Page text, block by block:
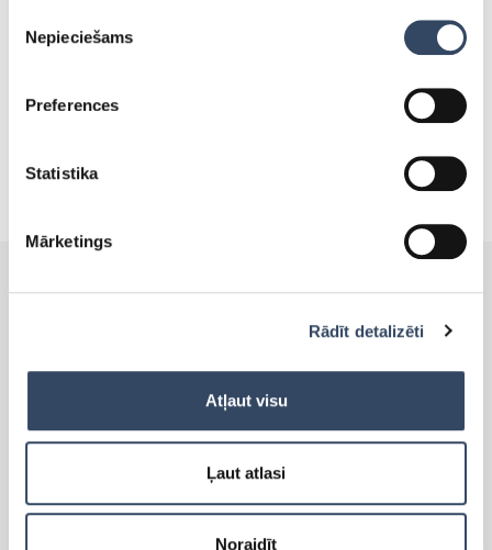
izvēle
Nepieciešams
Preferences
Statistika
Mārketings
Rādīt detalizēti
Atļaut visu
Ļaut atlasi
Noraidīt
Side-By-Side
Iebūvējamie ledusskapji